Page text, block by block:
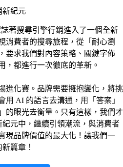
新紀元
著搜尋引擎行銷進入了一個全新
消費者的搜尋旅程，從「耐心瀏
要求我們對內容策略、關鍵字佈
，都進行一次徹底的革新。
進化賽。品牌需要擁抱變化，將挑
用 AI 的語言去溝通，用「答案」
的眼光去衡量。只有這樣，我們才
元中，繼續引領潮流，與消費者
現品牌價值的最大化！讓我們一
篇章！